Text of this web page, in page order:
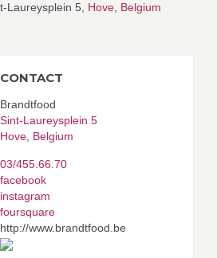
Laureysplein 5, Hove Belgium
CONTACT
Brandtfood
Sint-Laureysplein 5
Hove Belgium
03/455.66.70
facebook
instagram
foursquare
http://www.brandtfood.be